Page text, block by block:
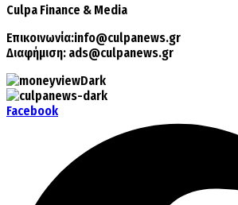
Culpa Finance & Media
Επικοινωνία:info@culpanews.gr
Διαφήμιση: ads@culpanews.gr
Facebook